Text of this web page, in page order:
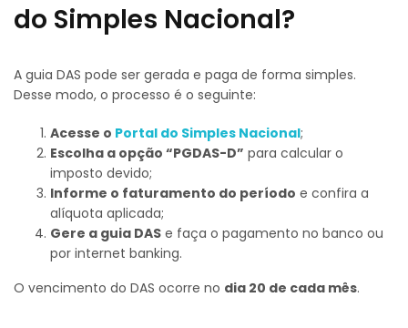
do Simples Nacional?
A guia DAS pode ser gerada e paga de forma simples.
Desse modo, o processo é o seguinte:
Acesse o Portal do Simples Nacional;
Escolha a opção “PGDAS-D” para calcular o
imposto devido;
Informe o faturamento do período e confira a
alíquota aplicada;
Gere a guia DAS e faça o pagamento no banco ou
por internet banking.
O vencimento do DAS ocorre no dia 20 de cada mês.